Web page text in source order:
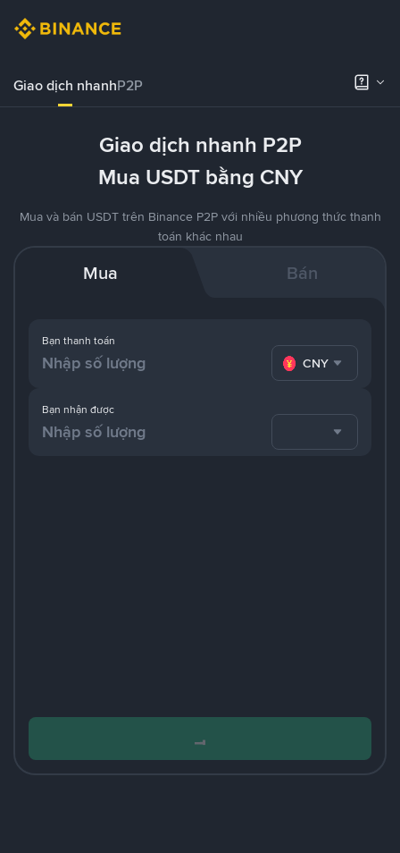
Giao dịch nhanhP2P
Giao dịch nhanh P2P
Mua USDT bằng CNY
Mua và bán USDT trên Binance P2P với nhiều phương thức thanh
toán khác nhau
Mua Bán
Bạn thanh toán
CNY
Bạn nhận được